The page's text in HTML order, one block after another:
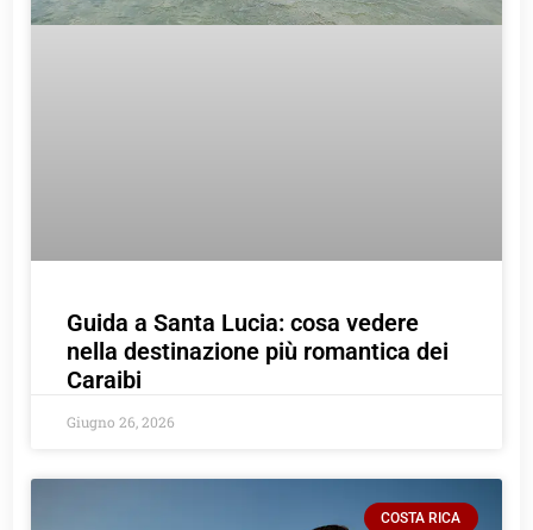
Guida a Santa Lucia: cosa vedere
nella destinazione più romantica dei
Caraibi
Giugno 26, 2026
COSTA RICA